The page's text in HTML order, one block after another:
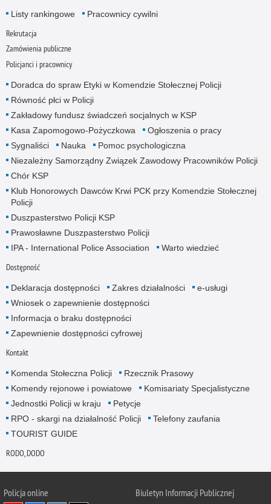
Listy rankingowe Pracownicy cywilni
Rekrutacja
Zamówienia publiczne
Policjanci i pracownicy
Doradca do spraw Etyki w Komendzie Stołecznej Policji
Równość płci w Policji
Zakładowy fundusz świadczeń socjalnych w KSP
Kasa Zapomogowo-Pożyczkowa
Ogłoszenia o pracy
Sygnaliści
Nauka
Pomoc psychologiczna
Niezależny Samorządny Związek Zawodowy Pracowników Policji
Chór KSP
Klub Honorowych Dawców Krwi PCK przy Komendzie Stołecznej
Policji
Duszpasterstwo Policji KSP
Prawosławne Duszpasterstwo Policji
IPA - International Police Association
Warto wiedzieć
Dostępność
Deklaracja dostępności Zakres działalności
e-usługi
Wniosek o zapewnienie dostępności
Informacja o braku dostępności
Zapewnienie dostępności cyfrowej
Kontakt
Komenda Stołeczna Policji
Rzecznik Prasowy
Komendy rejonowe i powiatowe
Komisariaty Specjalistyczne
Jednostki Policji w kraju
Petycje
RPO - skargi na działalność Policji
Telefony zaufania
TOURIST GUIDE
RODO, DODO
Policja online Biuletyn Informacji Publicznej